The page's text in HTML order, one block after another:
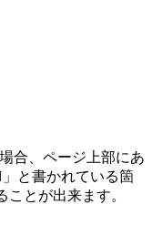
合、ページ上部にあ
と書かれている箇
とが出来ます。